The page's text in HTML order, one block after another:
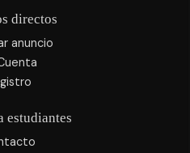
directos
anuncio
estudiantes